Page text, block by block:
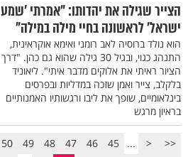
הצייר שגילה את יהדותו: "אמרתי 'שמע
ישראל' לראשונה בחיי מילה במילה"
הוא נולד ברוסיה לאב רומני ואימא אוקראינית,
התנהג כגוי, ובגיל 30 גילה שהוא גם כהן. "דרך
הציור ראיתי את אלוקים מדבר איתי". ליאוניד
בלקלב, צייר ואמן שזכה במדליות ובפרסים
בינלאומיים, שופך את ליבו ורגשותיו האמנותיים
בראיון מרגש
<<
<
...
45
46
47
48
49
50